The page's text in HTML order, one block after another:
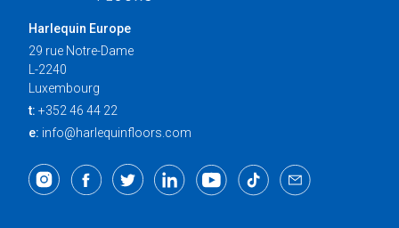
Harlequin Europe
29 rue Notre-Dame
L-2240
Luxembourg
t: +352 46 44 22
e: info@harlequinfloors.com